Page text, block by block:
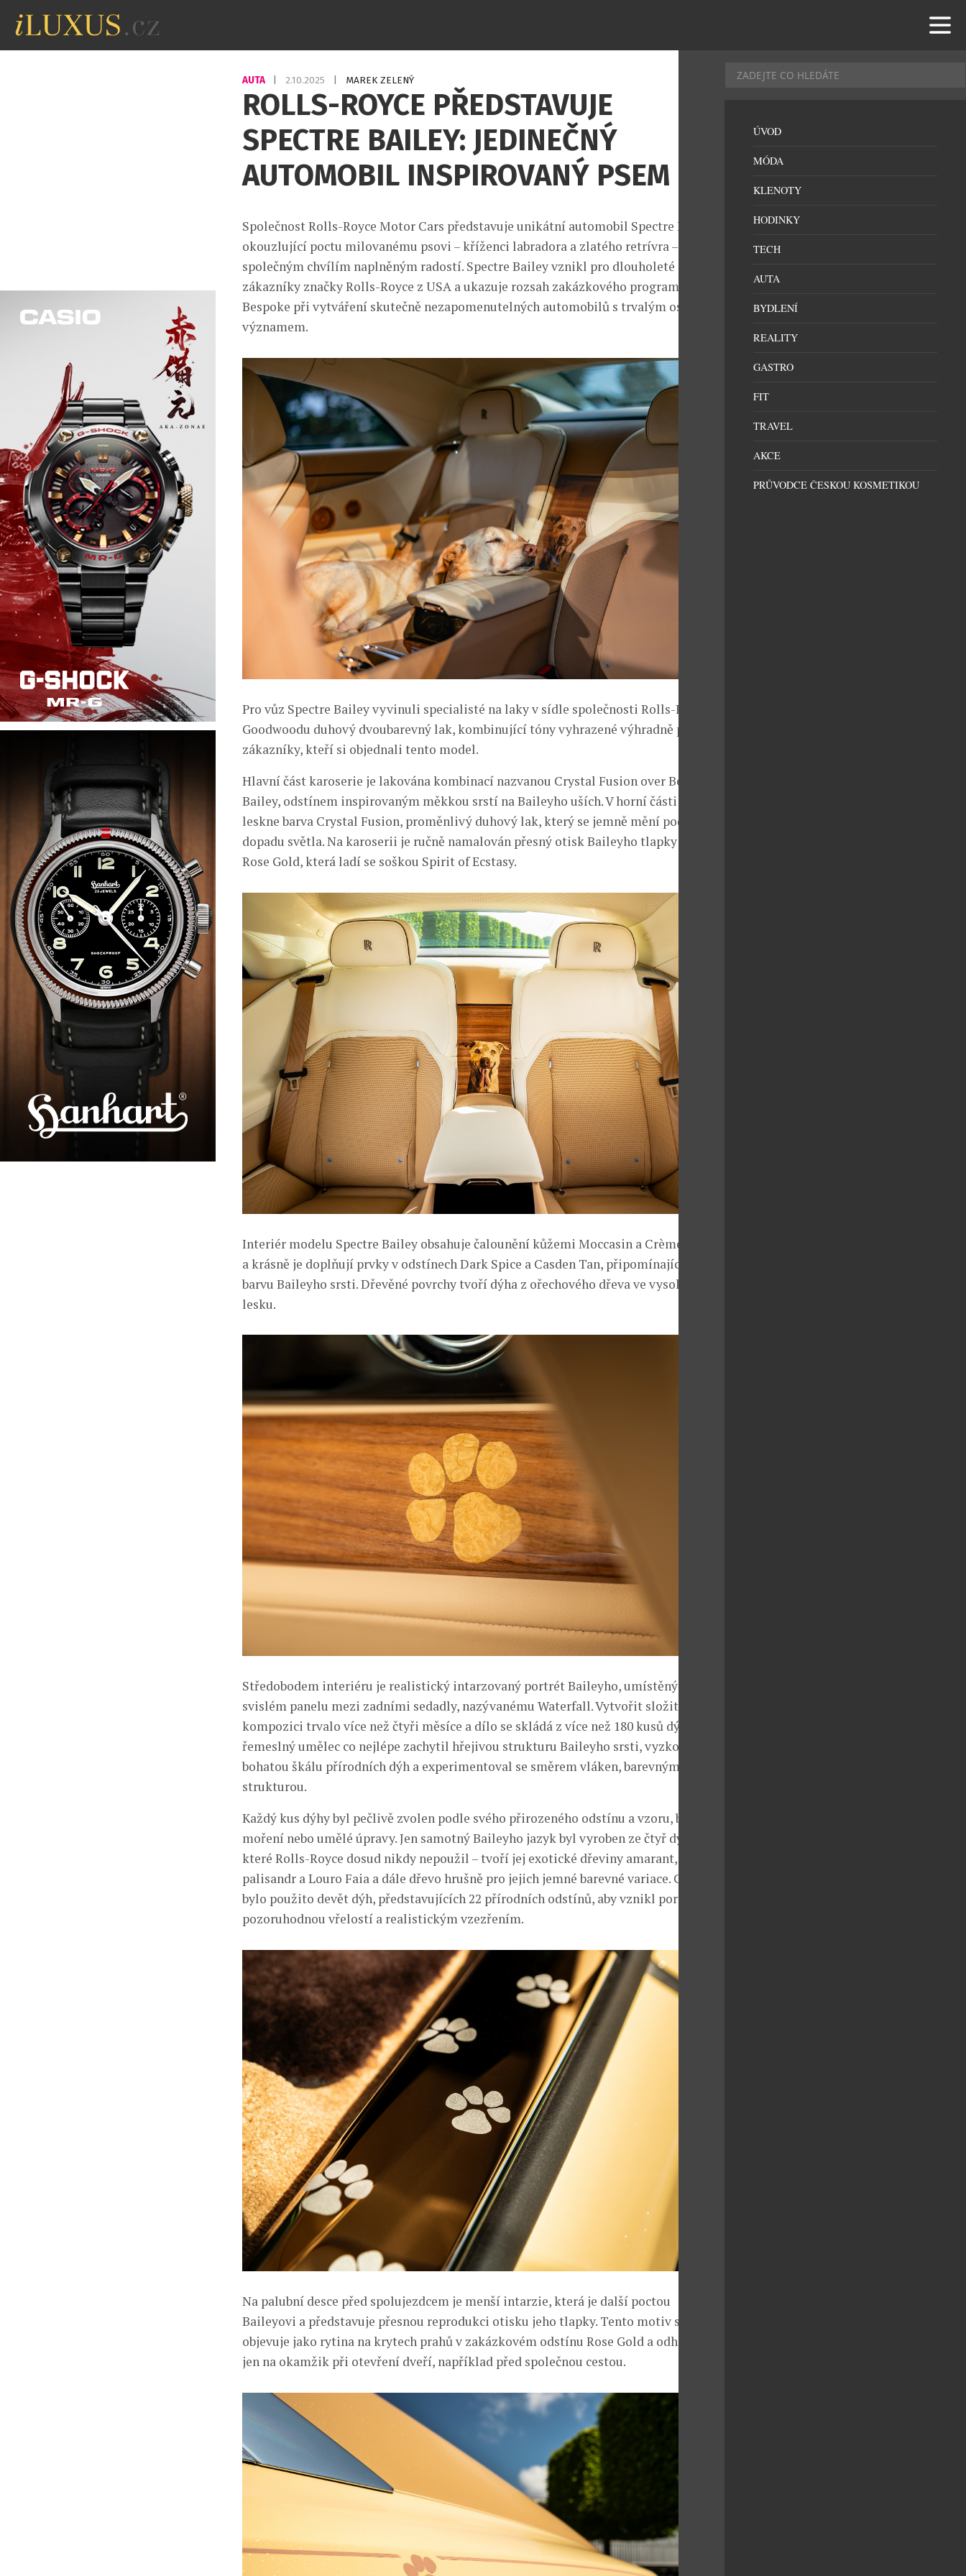
AUTA 2.10.2025 MAREK ZELENÝ
ROLLS-ROYCE PŘEDSTAVUJE
SPECTRE BAILEY: JEDINEČNÝ
AUTOMOBIL INSPIROVANÝ PSEM
Společnost Rolls-Royce Motor Cars představuje unikátní automobil Spectre Bailey,
okouzlující poctu milovanému psovi – kříženci labradora a zlatého retrívra – a
společným chvílím naplněným radostí. Spectre Bailey vznikl pro dlouholeté
zákazníky značky Rolls-Royce z USA a ukazuje rozsah zakázkového programu
Bespoke při vytváření skutečně nezapomenutelných automobilů s trvalým osobním
významem.
Pro vůz Spectre Bailey vyvinuli specialisté na laky v sídle společnosti Rolls-Royce v
Goodwoodu duhový dvoubarevný lak, kombinující tóny vyhrazené výhradně pro
zákazníky, kteří si objednali tento model.
Hlavní část karoserie je lakována kombinací nazvanou Crystal Fusion over Beautiful
Bailey, odstínem inspirovaným měkkou srstí na Baileyho uších. V horní části se
leskne barva Crystal Fusion, proměnlivý duhový lak, který se jemně mění podle
dopadu světla. Na karoserii je ručně namalován přesný otisk Baileyho tlapky v barvě
Rose Gold, která ladí se soškou Spirit of Ecstasy.
Interiér modelu Spectre Bailey obsahuje čalounění kůžemi Moccasin a Crème Light
a krásně je doplňují prvky v odstínech Dark Spice a Casden Tan, připomínajících
barvu Baileyho srsti. Dřevěné povrchy tvoří dýha z ořechového dřeva ve vysokém
lesku.
Středobodem interiéru je realistický intarzovaný portrét Baileyho, umístěný na
svislém panelu mezi zadními sedadly, nazývanému Waterfall. Vytvořit složitou
kompozici trvalo více než čtyři měsíce a dílo se skládá z více než 180 kusů dýhy. Aby
řemeslný umělec co nejlépe zachytil hřejivou strukturu Baileyho srsti, vyzkoušel
bohatou škálu přírodních dýh a experimentoval se směrem vláken, barevnými tóny a
strukturou.
Každý kus dýhy byl pečlivě zvolen podle svého přirozeného odstínu a vzoru, bez
moření nebo umělé úpravy. Jen samotný Baileyho jazyk byl vyroben ze čtyř dýh,
které Rolls-Royce dosud nikdy nepoužil – tvoří jej exotické dřeviny amarant,
palisandr a Louro Faia a dále dřevo hrušně pro jejich jemné barevné variace. Celkem
bylo použito devět dýh, představujících 22 přírodních odstínů, aby vznikl portrét s
pozoruhodnou vřelostí a realistickým vzezřením.
Na palubní desce před spolujezdcem je menší intarzie, která je další poctou
Baileyovi a představuje přesnou reprodukci otisku jeho tlapky. Tento motiv se také
objevuje jako rytina na krytech prahů v zakázkovém odstínu Rose Gold a odhalí se
jen na okamžik při otevření dveří, například před společnou cestou.
ÚVOD
MÓDA
KLENOTY
HODINKY
TECH
AUTA
BYDLENÍ
REALITY
GASTRO
FIT
TRAVEL
AKCE
PRŮVODCE ČESKOU KOSMETIKOU